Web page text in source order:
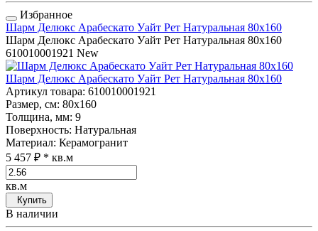
Избранное
Шарм Делюкс Арабескато Уайт Рет Натуральная 80x160
Шарм Делюкс Арабескато Уайт Рет Натуральная 80x160
610010001921 New
Шарм Делюкс Арабескато Уайт Рет Натуральная 80x160
Артикул товара: 610010001921
Размер, см: 80x160
Толщина, мм: 9
Поверхность: Натуральная
Материал: Керамогранит
5 457 ₽ * кв.м
кв.м
Купить
В наличии